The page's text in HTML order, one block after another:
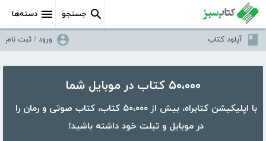
دسته‌ها جستجو
آپلود کتاب ورود / ثبت نام
۵۰،۰۰۰ کتاب در موبایل شما
با اپلیکیشن کتابراه، بیش از ۵۰،۰۰۰ کتاب، کتاب صوتی و رمان را
در موبایل و تبلت خود داشته باشید!